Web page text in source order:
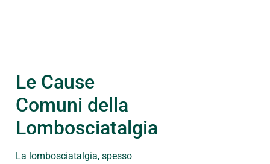
Le Cause
Comuni della
Lombosciatalgia
La lombosciatalgia, spesso